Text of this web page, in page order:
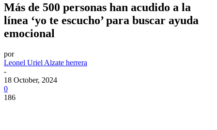
Más de 500 personas han acudido a la
línea ‘yo te escucho’ para buscar ayuda
emocional
por
Leonel Uriel Alzate herrera
-
18 October, 2024
0
186